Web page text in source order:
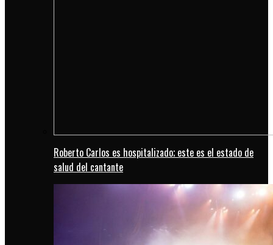
Roberto Carlos es hospitalizado; este es el estado de
salud del cantante